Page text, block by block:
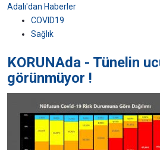
Adalı'dan Haberler
COVID19
Sağlık
KORUNAda - Tünelin
görünmüyor !